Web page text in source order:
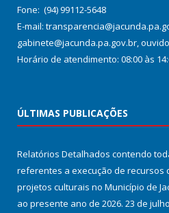
Fone: (94) 99112-5648
E-mail:
gabinete@jacunda.pa.gov.br,
Horário de atendimento: 08:00 às
ÚLTIMAS PUBLICAÇÕES
Relatórios Detalhados contendo
referentes a execução de recursos
projetos culturais no Município de
ao presente ano de 2026. 23 de